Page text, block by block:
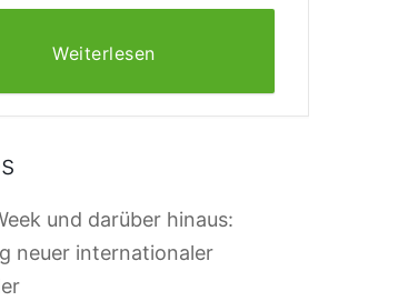
Weiterlesen
und darüber hinaus:
neuer internationaler